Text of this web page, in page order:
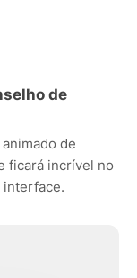
de
de
ficará incrível no
interface.